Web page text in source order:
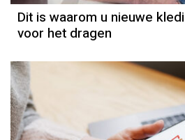
Dit is waarom u nieuwe
voor het dragen